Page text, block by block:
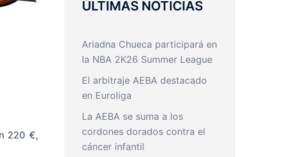
220 €,
ÚLTIMAS NOTICIAS
Ariadna Chueca participará en
la NBA 2K26 Summer League
El arbitraje AEBA destacado
en Euroliga
La AEBA se suma a los
cordones dorados contra el
cáncer infantil